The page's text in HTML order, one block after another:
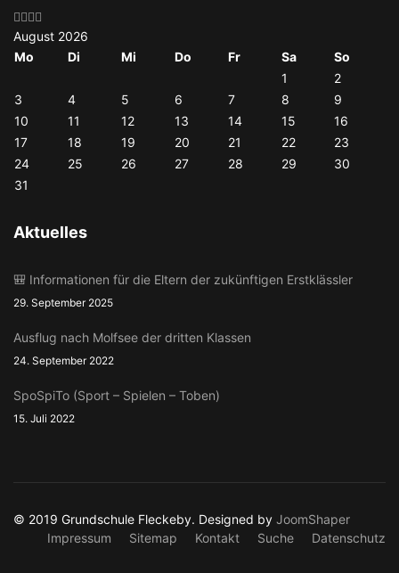
August 2026
Mo
Di Mi Do Fr Sa
So
1
2
3
4 5 6 7 8
9
10
11 12 13 14 15
16
17
18 19 20 21 22
23
24
25 26 27 28 29
30
31
Aktuelles
🎒 Informationen für die Eltern der zukünftigen Erstklässler
29. September 2025
Ausflug nach Molfsee der dritten Klassen
24. September 2022
SpoSpiTo (Sport – Spielen – Toben)
15. Juli 2022
© 2019 Grundschule Fleckeby. Designed by JoomShaper
Impressum
Sitemap Kontakt Suche Datenschutz